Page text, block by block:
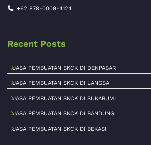
+62 878-0009-4124
Recent Posts
JASA PEMBUATAN SKCK DI DENPASAR
JASA PEMBUATAN SKCK DI LANGSA
JASA PEMBUATAN SKCK DI SUKABUMI
JASA PEMBUATAN SKCK DI BANDUNG
JASA PEMBUATAN SKCK DI BEKASI